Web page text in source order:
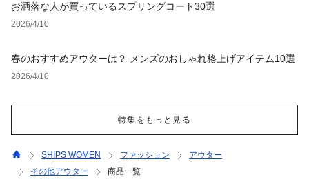
お洒落な人が買っているスプリングコート30選
2026/4/10
春のおすすめアウターは？ メンズのおしゃれ格上げアイテム10選
2026/4/10
特集をもっと見る
SHIPS WOMEN ファッション
アウター
その他アウター
商品一覧